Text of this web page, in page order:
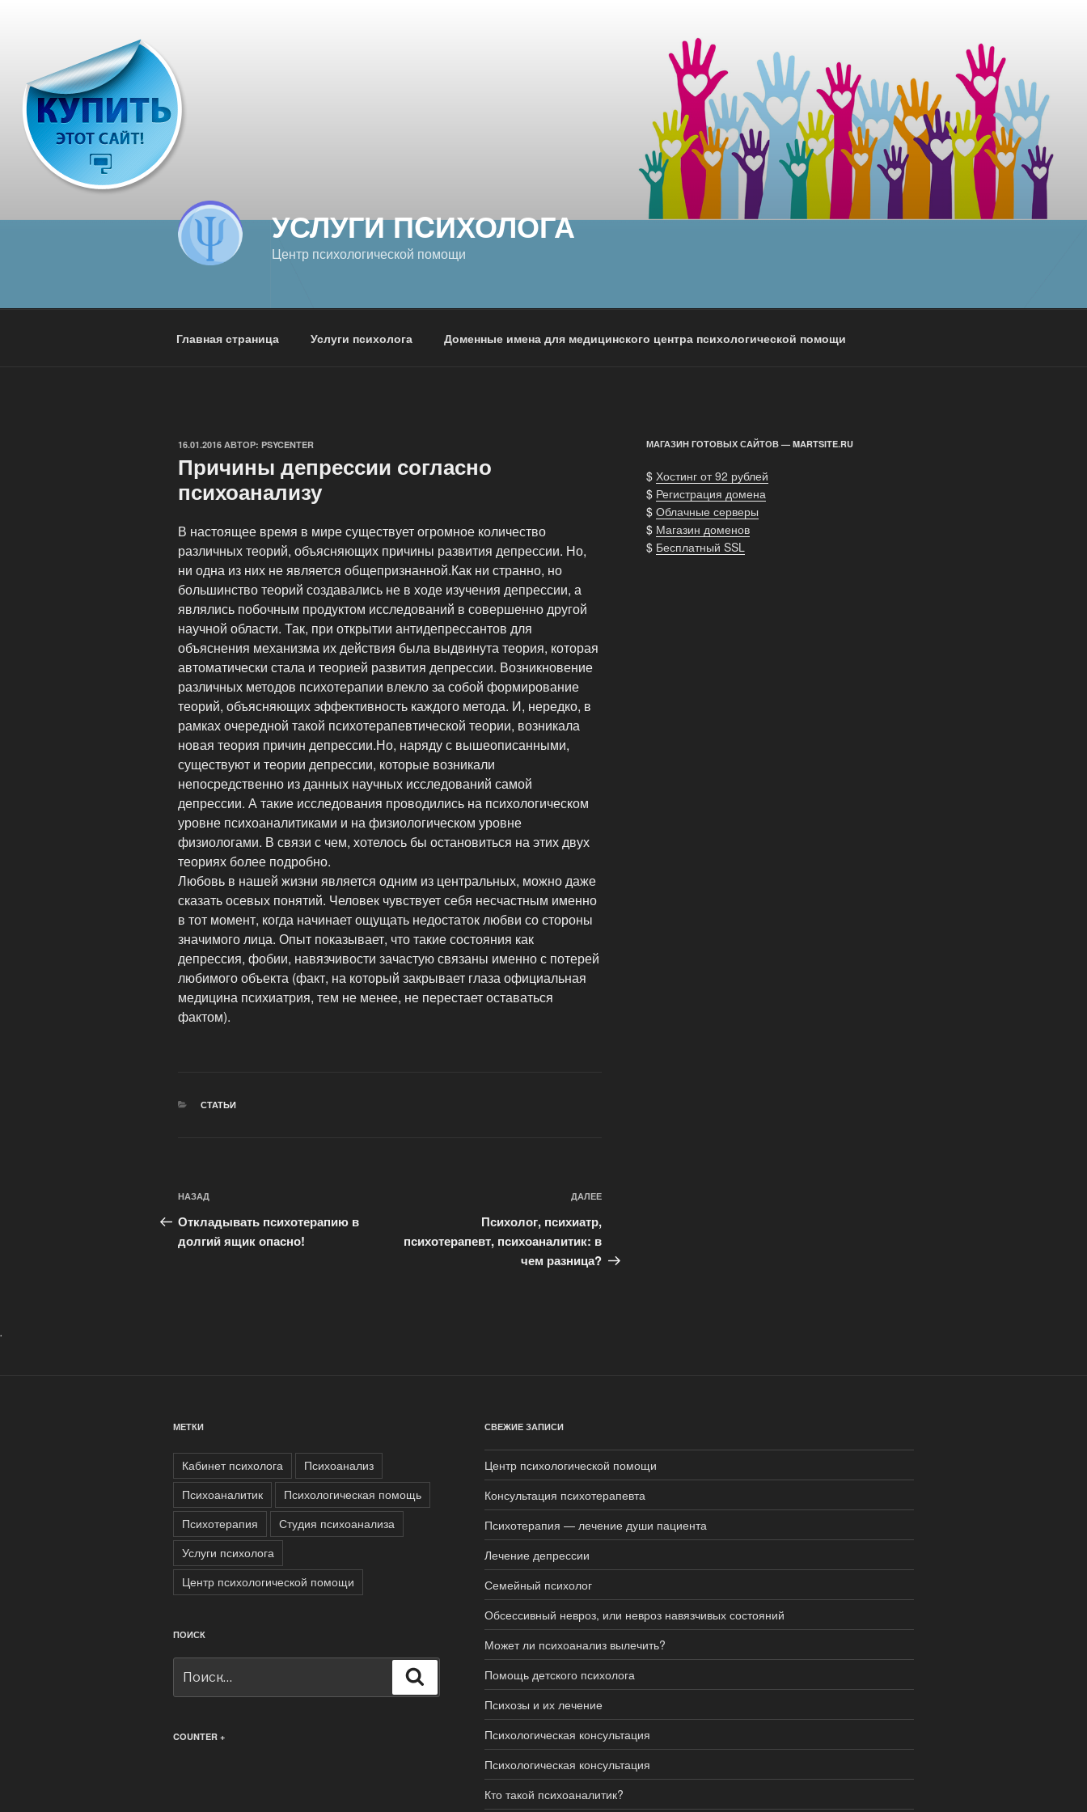
УСЛУГИ ПCИХОЛОГА
Центр психологической помощи
Главная страница Услуги психолога Доменные имена для медицинского центра психологической помощи
ОПУБЛИКОВАНО
16.01.2016 АВТОР: PSYCENTER
Причины депрессии согласно
психоанализу
В настоящее время в мире существует огромное количество
различных теорий, объясняющих причины развития депрессии. Но,
ни одна из них не является общепризнанной.Как ни странно, но
большинство теорий создавались не в ходе изучения депрессии, а
являлись побочным продуктом исследований в совершенно другой
научной области. Так, при открытии антидепрессантов для
объяснения механизма их действия была выдвинута теория, которая
автоматически стала и теорией развития депрессии. Возникновение
различных методов психотерапии влекло за собой формирование
теорий, объясняющих эффективность каждого метода. И, нередко, в
рамках очередной такой психотерапевтической теории, возникала
новая теория причин депрессии.Но, наряду с вышеописанными,
существуют и теории депрессии, которые возникали
непосредственно из данных научных исследований самой
депрессии. А такие исследования проводились на психологическом
уровне психоаналитиками и на физиологическом уровне
физиологами. В связи с чем, хотелось бы остановиться на этих двух
теориях более подробно.
Любовь в нашей жизни является одним из центральных, можно даже
сказать осевых понятий. Человек чувствует себя несчастным именно
в тот момент, когда начинает ощущать недостаток любви со стороны
значимого лица. Опыт показывает, что такие состояния как
депрессия, фобии, навязчивости зачастую связаны именно с потерей
любимого объекта (факт, на который закрывает глаза официальная
медицина психиатрия, тем не менее, не перестает оставаться
фактом).
РУБРИКИ
СТАТЬИ
Навигация
по
записям
Предыдущая
запись:
НАЗАД
Откладывать психотерапию в
долгий ящик опасно!
ДАЛЕЕ
Психолог, психиатр,
психотерапевт, психоаналитик: в
чем разница?
МАГАЗИН ГОТОВЫХ САЙТОВ — MARTSITE.RU
$ Хостинг от 92 рублей
$ Регистрация домена
$ Облачные серверы
$ Магазин доменов
$ Бесплатный SSL
.
МЕТКИ
Кабинет психолога
Психоанализ
Психоаналитик
Психологическая помощь
Психотерапия
Студия психоанализа
Услуги психолога
Центр психологической помощи
ПОИСК
COUNTER +
СВЕЖИЕ ЗАПИСИ
Центр психологической помощи
Консультация психотерапевта
Психотерапия — лечение души пациента
Лечение депрессии
Семейный психолог
Обсессивный невроз, или невроз навязчивых состояний
Может ли психоанализ вылечить?
Помощь детского психолога
Психозы и их лечение
Психологическая консультация
Психологическая консультация
Кто такой психоаналитик?